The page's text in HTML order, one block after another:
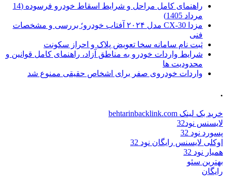
راهنمای کامل مراحل و شرایط اسقاط خودرو فرسوده (14
مرداد 1405)
مزدا CX-30 مدل ۲۰۲۴ آفتاب خودرو؛ بررسی و مشخصات
فنی
ثبت نام سامانه سخا تعویض پلاک و احراز سکونت
شرایط واردات خودرو به مناطق آزاد، راهنمای کامل قوانین و
محدودیت ها
واردات خودروی صفر برای اشخاص حقیقی ممنوع شد
.
خرید بک لینک behtarinbacklink.com
لایسنس نود32
پسورد نود 32
اوکلی لایسنس رایگان نود 32
همیار نود 32
بهترین سئو
رایگان